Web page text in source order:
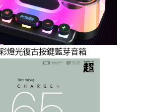
燈光復古按鍵藍芽音箱